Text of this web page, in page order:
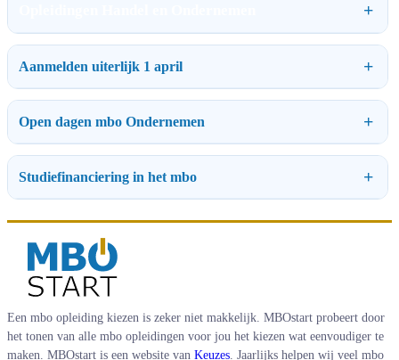
Aanmelden uiterlijk 1 april
Open dagen mbo Ondernemen
Studiefinanciering in het mbo
Een mbo opleiding kiezen is zeker niet makkelijk. MBOstart probeert door
het tonen van alle mbo opleidingen voor jou het kiezen wat eenvoudiger te
maken. MBOstart is een website van Keuzes. Jaarlijks helpen wij veel mbo